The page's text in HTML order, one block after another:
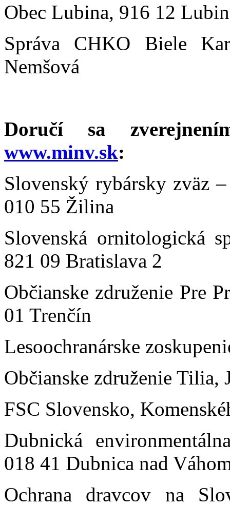
Obec Lubina, 916 12
Správa CHKO Biele
Nemšová
Doručí sa
www.minv.sk:
Slovenský rybársky zväz
010 55 Žilina
Slovenská ornitologická
821 09 Bratislava 2
Občianske združenie Pre
01 Trenčín
Lesoochranárske
Občianske združenie Tilia,
FSC Slovensko,
Dubnická
018 41 Dubnica nad
Ochrana dravcov na